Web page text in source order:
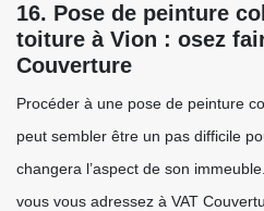
16. Pose de peinture
toiture à Vion : osez
Couverture
Procéder à une pose de peinture
peut sembler être un pas difficile
changera l’aspect de son
vous vous adressez à VAT